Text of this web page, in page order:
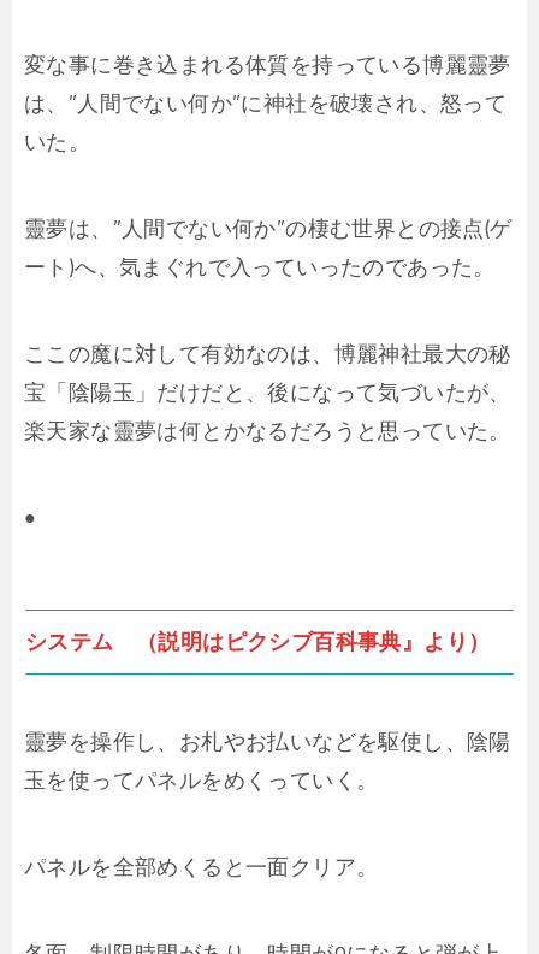
変な事に巻き込まれる体質を持っている博麗靈夢
は、”人間でない何か”に神社を破壊され、怒って
いた。
靈夢は、”人間でない何か”の棲む世界との接点(ゲ
ート)へ、気まぐれで入っていったのであった。
ここの魔に対して有効なのは、博麗神社最大の秘
宝「陰陽玉」だけだと、後になって気づいたが、
楽天家な靈夢は何とかなるだろうと思っていた。
●
システム （説明はピクシブ百科事典』より）
靈夢を操作し、お札やお払いなどを駆使し、陰陽
玉を使ってパネルをめくっていく。
パネルを全部めくると一面クリア。